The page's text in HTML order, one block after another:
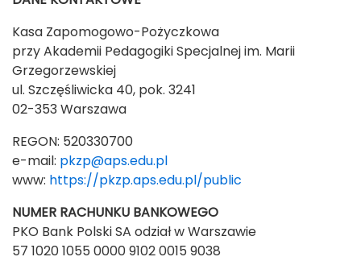
Kasa Zapomogowo-Pożyczkowa
przy Akademii Pedagogiki Specjalnej im. Marii
Grzegorzewskiej
ul. Szczęśliwicka 40, pok. 3241
02-353 Warszawa
REGON: 520330700
e-mail: pkzp@aps.edu.pl
www: https://pkzp.aps.edu.pl/public
NUMER RACHUNKU BANKOWEGO
PKO Bank Polski SA odział w Warszawie
57 1020 1055 0000 9102 0015 9038